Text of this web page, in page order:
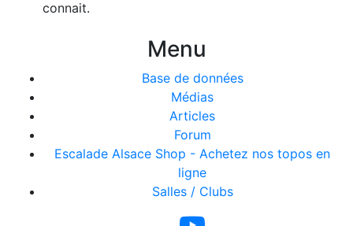
connait.
Menu
Base de données
Médias
Articles
Forum
Escalade Alsace Shop - Achetez nos topos en
ligne
Salles / Clubs